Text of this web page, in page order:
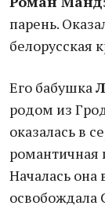
парень.
белорусская
Его бабушка
родом из
оказалась в
романтичная
Началась она
освобождала